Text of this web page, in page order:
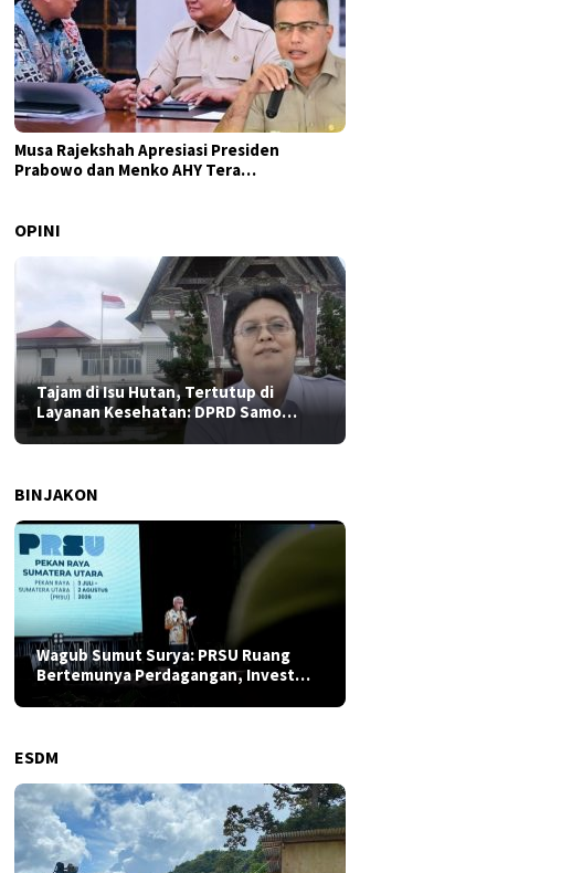
Musa Rajekshah Apresiasi Presiden
Prabowo dan Menko AHY Tera…
OPINI
Tajam di Isu Hutan, Tertutup di
Layanan Kesehatan: DPRD Samo…
BINJAKON
Wagub Sumut Surya: PRSU Ruang
Bertemunya Perdagangan, Invest…
ESDM